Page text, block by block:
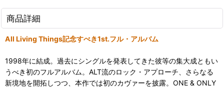
商品詳細
All Living Things記念すべき1st.フル・アルバム
1998年に結成。過去にシングルを発表してきた彼等の集大成ともい
うべき初のフルアルバム。ALT流のロック・アプローチ、さらなる
新境地を開拓しつつ、本作では初のカヴァーを披露。ONE & ONLY